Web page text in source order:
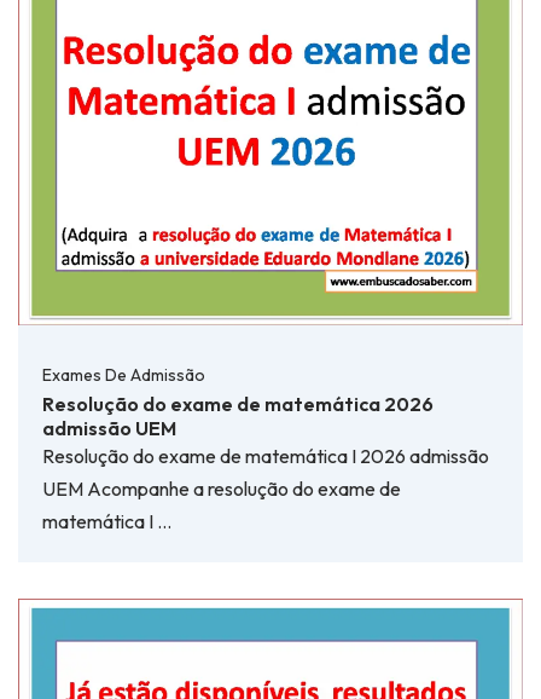
Exames De Admissão
Resolução do exame de matemática 2026
admissão UEM
Resolução do exame de matemática I 2026 admissão
UEM Acompanhe a resolução do exame de
matemática I …